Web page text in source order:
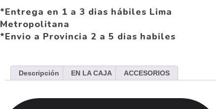
*Entrega en 1 a 3 dias hábiles Lima
Metropolitana
*Envio a Provincia 2 a 5 dias habiles
Descripción EN LA CAJA ACCESORIOS